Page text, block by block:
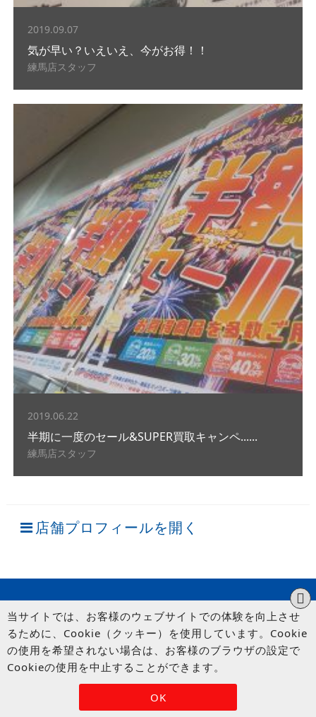
2019.09.07
気が早い？いえいえ、今がお得！！
練馬店スタッフ
2019.06.22
半期に一度のセール&SUPER買取キャンペ......
練馬店スタッフ
店舗プロフィールを開く
© UP GARAGE GROUP Co., Ltd.
OK
当サイトでは、お客様のウェブサイトでの体験を向上させ
るために、Cookie（クッキー）を使用しています。Cookie
の使用を希望されない場合は、お客様のブラウザの設定で
Cookieの使用を中止することができます。